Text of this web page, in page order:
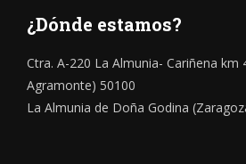
¿Dónde estamos?
Ctra. A-220 La Almunia- Cariñena km
Agramonte) 50100
La Almunia de Doña Godina